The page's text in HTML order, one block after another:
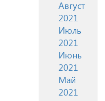
Август
2021
Июль
2021
Июнь
2021
Май
2021